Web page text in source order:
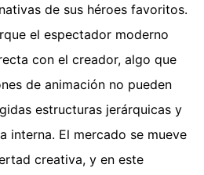
de sus héroes favoritos.
el espectador moderno
con el creador, algo que
de animación no pueden
estructuras jerárquicas y
interna. El mercado se mueve
creativa, y en este